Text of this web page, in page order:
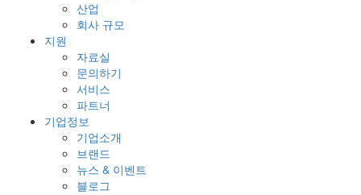
산업
회사 규모
지원
자료실
문의하기
서비스
파트너
기업정보
기업소개
브랜드
뉴스 & 이벤트
블로그